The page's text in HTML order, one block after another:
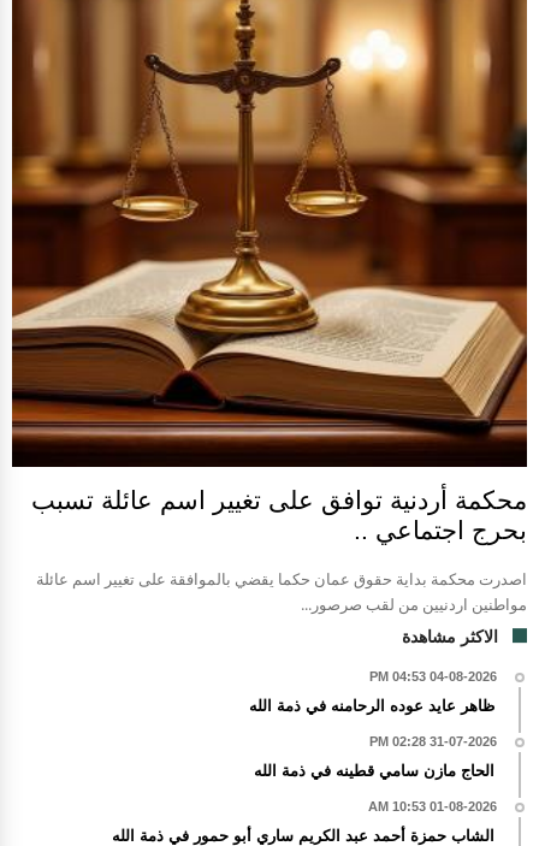
محكمة أردنية توافق على تغيير اسم عائلة تسبب
بحرج اجتماعي ..
اصدرت محكمة بداية حقوق عمان حكما يقضي بالموافقة على تغيير اسم عائلة
مواطنين اردنيين من لقب صرصور...
الاكثر مشاهدة
04-08-2026 04:53 PM
ظاهر عايد عوده الرحامنه في ذمة الله
31-07-2026 02:28 PM
الحاج مازن سامي قطينه في ذمة الله
01-08-2026 10:53 AM
الشاب حمزة أحمد عبد الكريم ساري أبو حمور في ذمة الله